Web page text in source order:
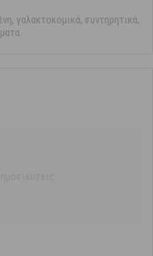
γαλακτοκομικά, συντηρητικά,